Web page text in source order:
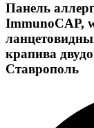
Панель
ImmunoCAP,
крапива
Ставрополь